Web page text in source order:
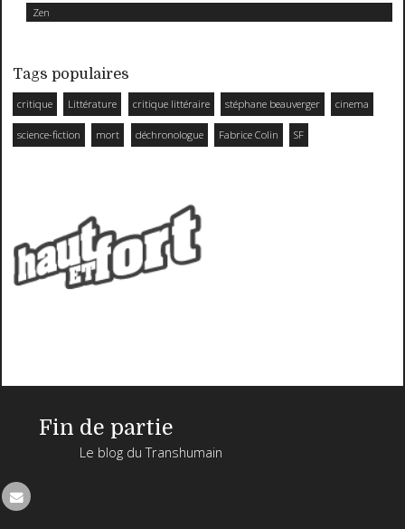
Zen
Tags populaires
critique Littérature critique littéraire stéphane beauverger cinema
science-fiction mort déchronologue Fabrice Colin SF
Fin de partie
Le blog du Transhumain